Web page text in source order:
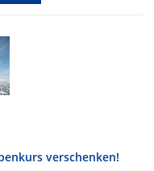
verschenken!